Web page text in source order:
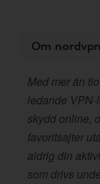
Om nordvpn
Med mer än
ledande
skydd online,
favoritsajter
aldrig din
som drivs